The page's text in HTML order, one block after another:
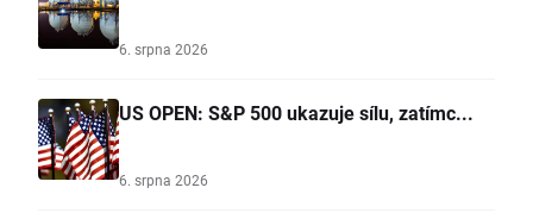
6. srpna 2026
US OPEN: S&P 500 ukazuje sílu, zatímc...
6. srpna 2026